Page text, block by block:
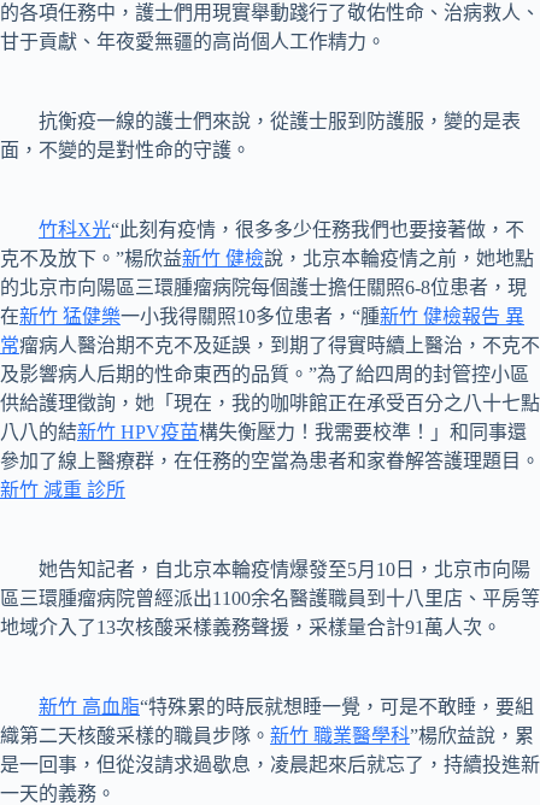
的各項任務中，護士們用現實舉動踐行了敬佑性命、治病救人、
甘于貢獻、年夜愛無疆的高尚個人工作精力。
抗衡疫一線的護士們來說，從護士服到防護服，變的是表
面，不變的是對性命的守護。
竹科X光“此刻有疫情，很多多少任務我們也要接著做，不
克不及放下。”楊欣益新竹 健檢說，北京本輪疫情之前，她地點
的北京市向陽區三環腫瘤病院每個護士擔任關照6-8位患者，現
在新竹 猛健樂一小我得關照10多位患者，“腫新竹 健檢報告 異
常瘤病人醫治期不克不及延誤，到期了得實時續上醫治，不克不
及影響病人后期的性命東西的品質。”為了給四周的封管控小區
供給護理徵詢，她「現在，我的咖啡館正在承受百分之八十七點
八八的結新竹 HPV疫苗構失衡壓力！我需要校準！」和同事還
參加了線上醫療群，在任務的空當為患者和家眷解答護理題目。
新竹 減重 診所
她告知記者，自北京本輪疫情爆發至5月10日，北京市向陽
區三環腫瘤病院曾經派出1100余名醫護職員到十八里店、平房等
地域介入了13次核酸采樣義務聲援，采樣量合計91萬人次。
新竹 高血脂“特殊累的時辰就想睡一覺，可是不敢睡，要組
織第二天核酸采樣的職員步隊。 新竹 職業醫學科”楊欣益說，累
是一回事，但從沒請求過歇息，凌晨起來后就忘了，持續投進新
一天的義務。